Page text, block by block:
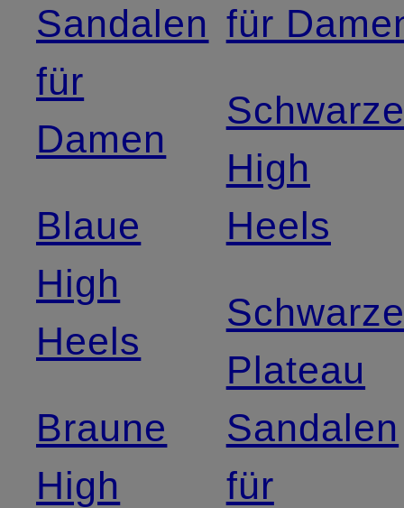
Sandalen
für
Damen
Blaue
High
Heels
Braune
High
für
High
Heels
Plateau
Sandalen
für